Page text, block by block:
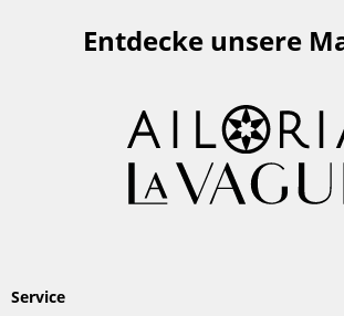
Entdecke unsere
Service